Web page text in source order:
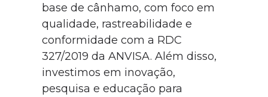
base de cânhamo, com foco em
qualidade, rastreabilidade e
conformidade com a RDC
327/2019 da ANVISA. Além disso,
investimos em inovação,
pesquisa e educação para